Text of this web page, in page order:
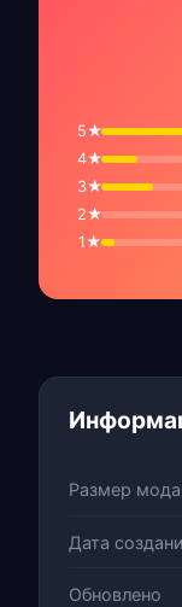
5★
4★
3★
2★
1★
Размер мода
Дата
Обновлено